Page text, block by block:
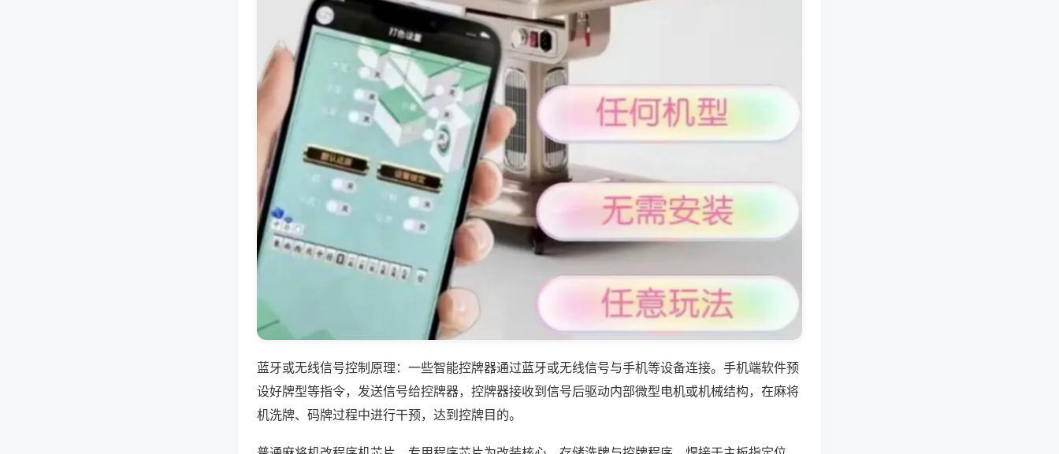
蓝牙或无线信号控制原理：一些智能控牌器通过蓝牙或无线信号与手机等设备连接。手机端软件预
设好牌型等指令，发送信号给控牌器，控牌器接收到信号后驱动内部微型电机或机械结构，在麻将
机洗牌、码牌过程中进行干预，达到控牌目的。